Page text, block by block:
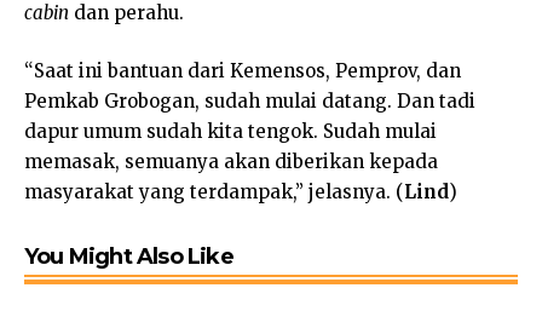
cabin dan perahu.
“Saat ini bantuan dari Kemensos, Pemprov, dan
Pemkab Grobogan, sudah mulai datang. Dan tadi
dapur umum sudah kita tengok. Sudah mulai
memasak, semuanya akan diberikan kepada
masyarakat yang terdampak,” jelasnya. (Lind)
You Might Also Like